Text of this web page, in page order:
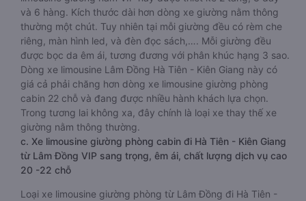
và 6 hàng. Kích thước dài hơn dòng xe giường nằm thông
thường một chút. Tuy nhiên tại mỗi giường đều có rèm che
riêng, màn hình led, và đèn đọc sách,…. Mỗi giường đều
được bọc da êm ái, tương đương với phân khúc hạng 3 sao.
Dòng xe limousine Lâm Đồng Hà Tiên - Kiên Giang này có
giá cả phải chăng hơn dòng xe limousine giường phòng
cabin 22 chỗ và đang được nhiều hành khách lựa chọn.
Trong tương lai không xa, đây chính là loại xe thay thế xe
giường nằm thông thường.
c. Xe limousine giường phòng cabin đi Hà Tiên - Kiên Giang
từ Lâm Đồng VIP sang trọng, êm ái, chất lượng dịch vụ cao
20 -22 chỗ
Loại xe limousine giường phòng từ Lâm Đồng đi Hà Tiên -